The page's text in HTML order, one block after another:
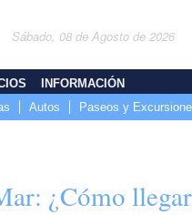
Sábado, 08 de Agosto de 2026
Autos Paseos y
INFORMACIÓN
¿Cómo